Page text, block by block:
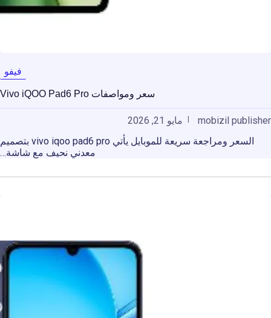
فيفو
سعر ومواصفات Vivo iQOO Pad6 Pro
mobizil publisher
مايو 21, 2026
السعر ومراجعة سريعة للموبايل يأتي vivo iqoo pad6 pro بتصميم
معدني نحيف مع شاشة…